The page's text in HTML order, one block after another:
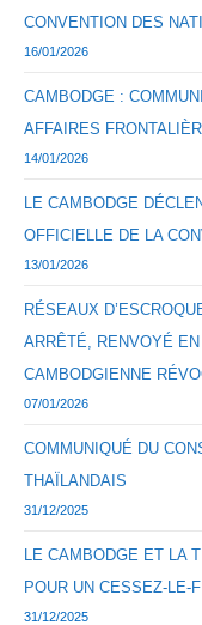
CONVENTION DES
16/01/2026
CAMBODGE :
AFFAIRES
14/01/2026
LE CAMBODGE
OFFICIELLE DE LA
13/01/2026
RÉSEAUX
ARRÊTÉ, RENVOYÉ
CAMBODGIENNE
07/01/2026
COMMUNIQUÉ DU
THAÏLANDAIS
31/12/2025
LE CAMBODGE ET LA
POUR UN CESSEZ-LE-
31/12/2025